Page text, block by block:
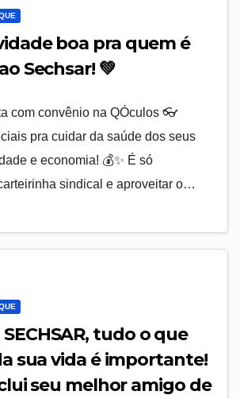
boa pra quem é
Sechsar! 💚
com convênio na QÓculos 👓
pra cuidar da saúde dos seus
e economia! 💰✨ É só
sindical e aproveitar o…
SECHSAR, tudo o que
sua vida é importante!
seu melhor amigo de